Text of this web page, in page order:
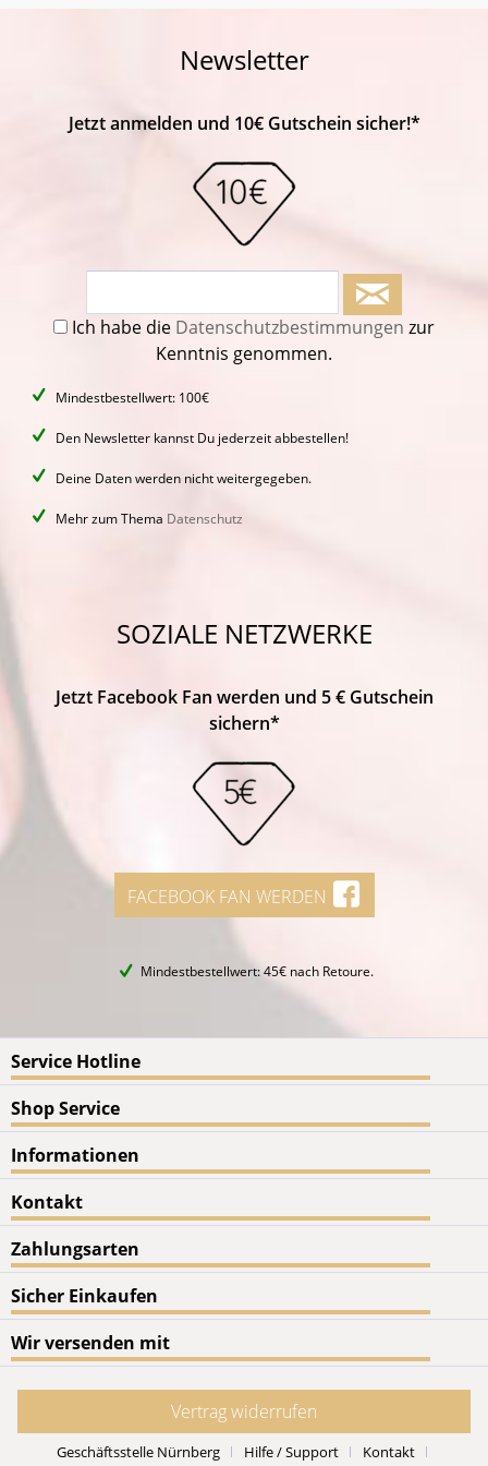
Newsletter
Jetzt anmelden und 10€ Gutschein sicher!*
Ich habe die Datenschutzbestimmungen zur
Kenntnis genommen.
Mindestbestellwert: 100€
Den Newsletter kannst Du jederzeit abbestellen!
Deine Daten werden nicht weitergegeben.
Mehr zum Thema Datenschutz
SOZIALE NETZWERKE
Jetzt Facebook Fan werden und 5 € Gutschein
sichern*
FACEBOOK FAN WERDEN
Mindestbestellwert: 45€ nach Retoure.
Service Hotline
Shop Service
Informationen
Kontakt
Zahlungsarten
Sicher Einkaufen
Wir versenden mit
Vertrag widerrufen
Geschäftsstelle Nürnberg Hilfe / Support Kontakt